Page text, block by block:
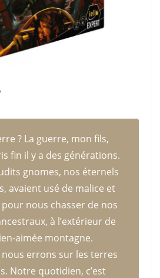
? La guerre, mon fils,
fin il y a des générations.
gnomes, nos éternels
avaient usé de malice et
nous chasser de nos
à l’extérieur de
aimée montagne.
nous errons sur les terres
Notre quotidien, c’est